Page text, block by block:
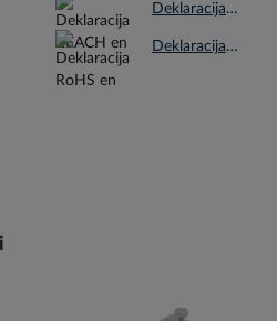
Deklaracija REACH en.pdf
Deklaracija RoHS en.pdf